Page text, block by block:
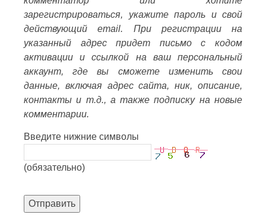
зарегистрироваться, укажите пароль и свой
действующий email. При регистрации на
указанный адрес придет письмо с кодом
активации и ссылкой на ваш персональный
аккаунт, где вы сможете изменить свои
данные, включая адрес сайта, ник, описание,
контакты и т.д., а также подписку на новые
комментарии.
Введите нижние символы
(обязательно)
Отправить